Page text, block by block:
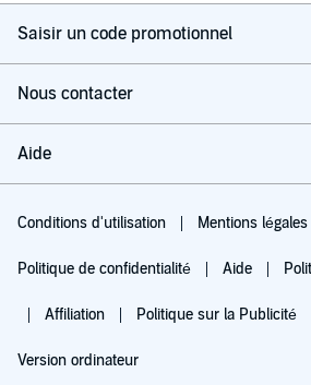
Saisir un code promotionnel
Nous contacter
Aide
Conditions d'utilisation Mentions légales
Politique de confidentialité Aide
Affiliation Politique sur la Publicité
Version ordinateur